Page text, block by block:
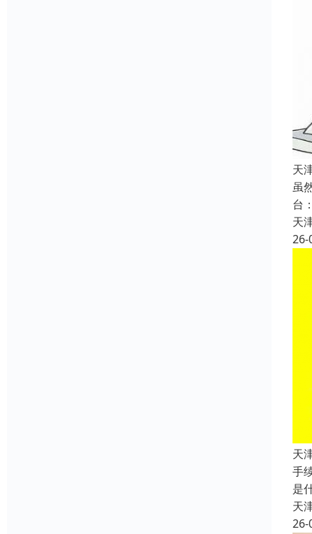
天
虽
台
天
26-
天
手
是
天
26-